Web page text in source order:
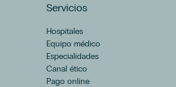
Servicios
Hospitales
Equipo médico
Especialidades
Canal ético
Pago online